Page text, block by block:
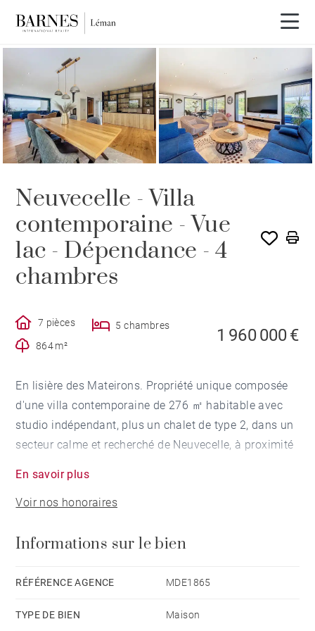
Neuvecelle - Villa
contemporaine - Vue
lac - Dépendance - 4
chambres
7 pièces
5 chambres
864 m²
1 960 000 €
En lisière des Mateirons. Propriété unique composée
d'une villa contemporaine de 276 ㎡ habitable avec
studio indépendant, plus un chalet de type 2, dans un
secteur calme et recherché de Neuvecelle, à proximité
La villa comprend une pièce de vie lumineuse avec
salle d'eau privative. Elle bénéficie également d'un
garage, d'une terrasse permettant de contempler le
En savoir plus
Voir nos honoraires
Informations sur le bien
RÉFÉRENCE AGENCE MDE1865
TYPE DE BIEN Maison